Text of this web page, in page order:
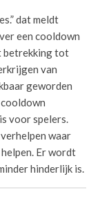
dat meldt
een cooldown
betrekking tot
van
geworden
voor spelers.
waar
Er wordt
hinderlijk is.